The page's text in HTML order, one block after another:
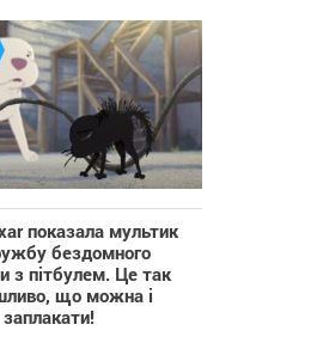
показала мультик
бездомного
з пітбулем. Це так
що можна і
заплакати!